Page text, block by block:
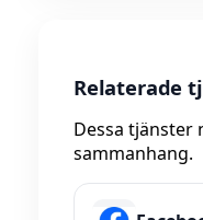
Relaterade
Dessa tjänster
sammanhang.